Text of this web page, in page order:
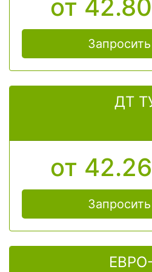
от 42.80
ДТ
от 42.26
правильно рассчитать